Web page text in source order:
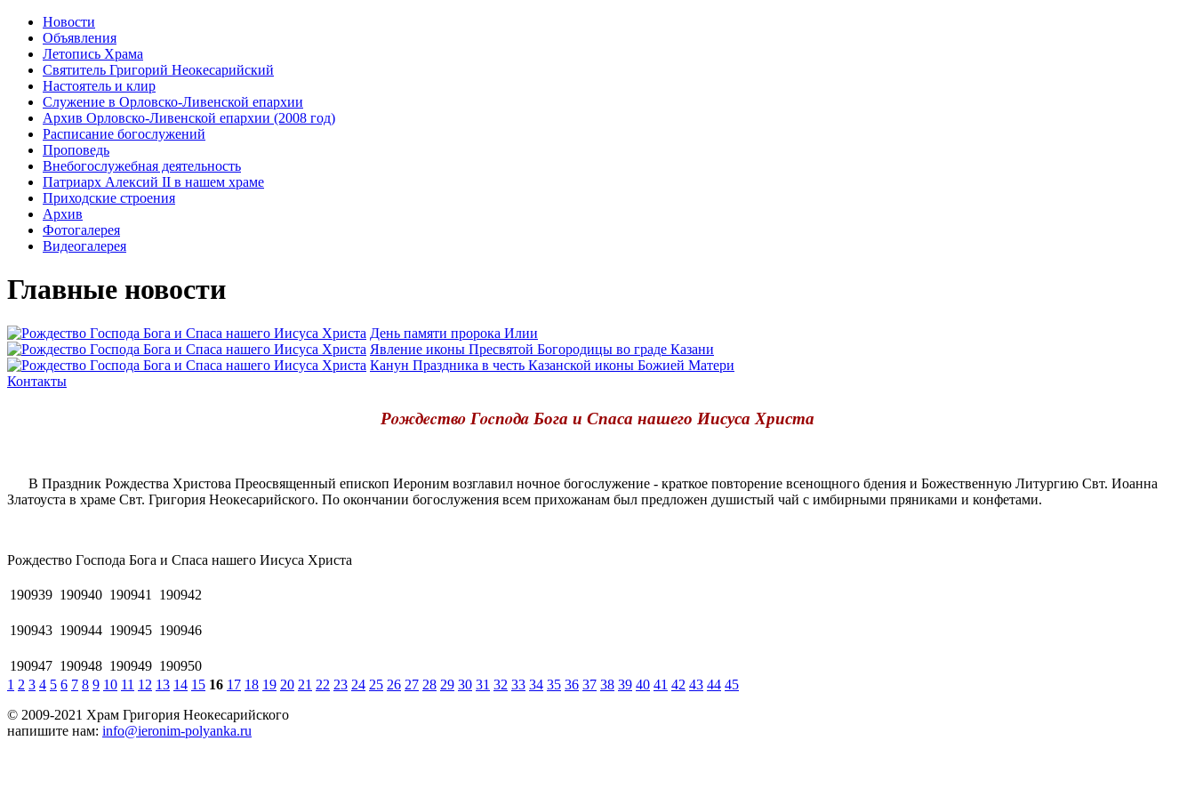
Новости
Объявления
Летопись Храма
Святитель Григорий Неокесарийский
Настоятель и клир
Служение в Орловско-Ливенской епархии
Архив Орловско-Ливенской епархии (2008 год)
Расписание богослужений
Проповедь
Внебогослужебная деятельность
Патриарх Алексий II в нашем храме
Приходские строения
Архив
Фотогалерея
Видеогалерея
Главные новости
День памяти пророка Илии
Явлeние иконы Пресвятой Богородицы во граде Казани
Канун Праздника в честь Казанской иконы Божией Матери
Контакты
Рoждecтвo Гocпoдa Бога и Спаса нашего Иисуса Христа
В Праздник Рождества Христова Преосвященный епископ Иероним возглавил ночное богослужение - краткое повторение всенощного бдения и Божественную Литургию Свт. Иоанна
Златоуста в храме Свт. Григория Неокесарийского. По окончании богослужения всем прихожанам был предложен душистый чай с имбирными пряниками и конфетами.
Рoждecтвo Гocпoдa Бога и Спаса нашего Иисуса Христа
190939 190940 190941 190942
190943 190944 190945 190946
190947 190948 190949 190950
1 2 3 4 5 6 7 8 9 10 11 12 13 14 15 16 17 18 19 20 21 22 23 24 25 26 27 28 29 30 31 32 33 34 35 36 37 38 39 40 41 42 43 44 45
© 2009-2021 Храм Григория Неокесарийского
напишите нам: info@ieronim-polyanka.ru